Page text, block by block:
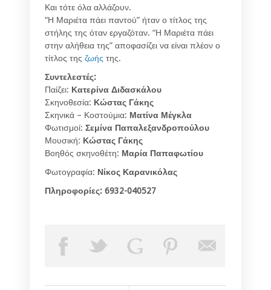
Και τότε όλα αλλάζουν.
“Η Μαριέτα πάει παντού” ήταν ο τίτλος της
στήλης της όταν εργαζόταν. “Η Μαριέτα πάει
στην αλήθεια της” αποφασίζει να είναι πλέον ο
τίτλος της ζωής της.
Συντελεστές:
Παίζει: Κατερίνα Διδασκάλου
Σκηνοθεσία: Κώστας Γάκης
Σκηνικά – Κοστούμια: Ματίνα Μέγκλα
Φωτισμοί: Σεμίνα Παπαλεξανδροπούλου
Μουσική: Κώστας Γάκης
Βοηθός σκηνοθέτη: Μαρία Παπαφωτίου
Φωτογραφία: Νίκος Καρανικόλας
Πληροφορίες: 6932-040527